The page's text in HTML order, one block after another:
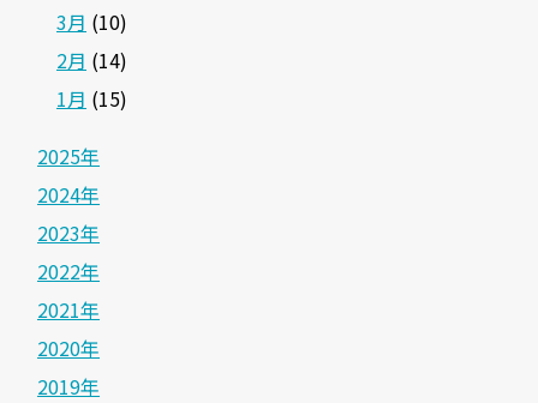
3月 (10)
2月 (14)
1月 (15)
2025年
2024年
2023年
2022年
2021年
2020年
2019年